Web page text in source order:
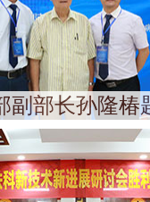
副部长孙隆椿